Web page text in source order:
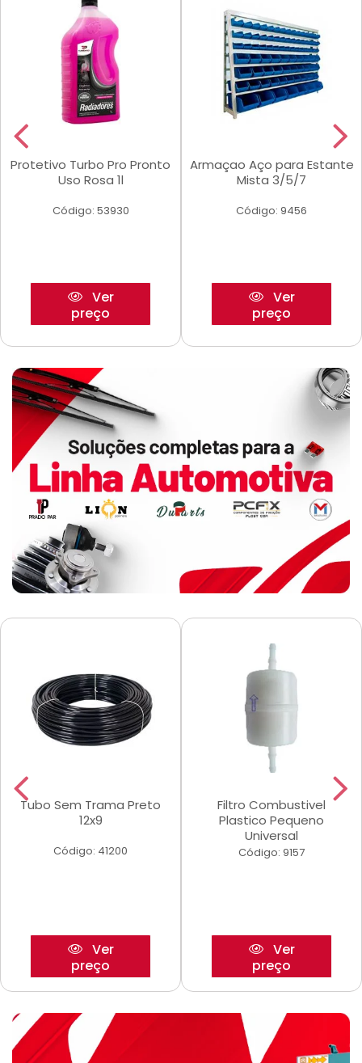
Protetivo Turbo Pro Pronto
Uso Rosa 1l
Código: 53930
Ver
preço
Armaçao Aço para Estante
Mista 3/5/7
Código: 9456
Ver
preço
Tubo Sem Trama Preto
12x9
Código: 41200
Ver
preço
Filtro Combustivel
Plastico Pequeno
Universal
Código: 9157
Ver
preço